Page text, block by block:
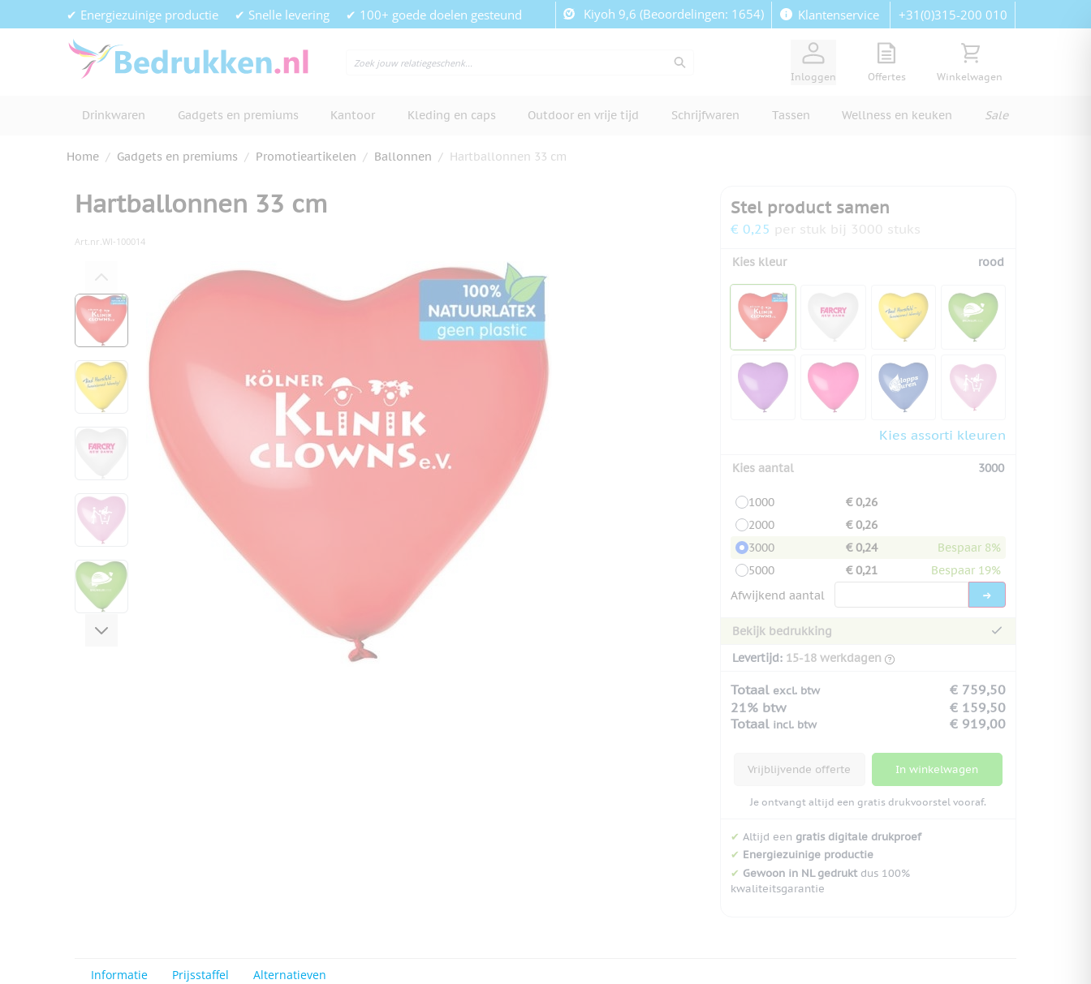
Ga naar de inhoud✔ Energiezuinige productie ✔ Snelle levering ✔ 100+ goede doelen gesteund Kiyoh 9,6 (Beoordelingen: 1654) Klantenservice +31(0)315-200 010
Inloggen
View quote, Quote is empty
Offertes
Bekijk winkelwagen,
Winkelwagen
Drinkwaren Gadgets en premiums Kantoor Kleding en caps Outdoor en vrije tijd Schrijfwaren Tassen Wellness en keuken Sale
Home / Gadgets en premiums / Promotieartikelen / Ballonnen / Hartballonnen 33 cm
Hartballonnen 33 cm
Art.nr.WI-100014
Hoofdafbeelding
Klik om afbeelding op volledig scherm te bekijken
View larger image
View larger image
View larger image
View larger image
View larger image
View larger image
Stel product samen
€ 0,25 per stuk bij 3000 stuks
Kies kleur rood
Kies assorti kleuren
Kies aantal 3000
1000
€ 0,26
2000
€ 0,26
3000
€ 0,24
Bespaar 8%
5000
€ 0,21
Bespaar 19%
Afwijkend aantal
Bekijk bedrukking
Levertijd: 15-18 werkdagen
Totaal excl. btw
€ 759,50
21% btw
€ 159,50
Totaal incl. btw € 919,00
Vrijblijvende offerte In winkelwagen
Je ontvangt altijd een gratis drukvoorstel vooraf.
✔ Altijd een gratis digitale drukproef
✔ Energiezuinige productie
✔ Gewoon in NL gedruktdus 100%
kwaliteitsgarantie
Informatie Prijsstaffel Alternatieven